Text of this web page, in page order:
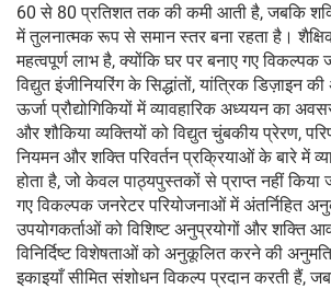
60 से 80 प्रतिशत तक की कमी आती है, जबकि
में तुलनात्मक रूप से समान स्तर बना रहता है।
महत्वपूर्ण लाभ है, क्योंकि घर पर बनाए गए विकल्पक
विद्युत इंजीनियरिंग के सिद्धांतों, यांत्रिक डिज़ाइन
ऊर्जा प्रौद्योगिकियों में व्यावहारिक अध्ययन का
और शौकिया व्यक्तियों को विद्युत चुंबकीय प्रेरण,
नियमन और शक्ति परिवर्तन प्रक्रियाओं के बारे में
होता है, जो केवल पाठ्यपुस्तकों से प्राप्त नहीं
गए विकल्पक जनरेटर परियोजनाओं में अंतर्निहित
उपयोगकर्ताओं को विशिष्ट अनुप्रयोगों और शक्ति
विनिर्दिष्ट विशेषताओं को अनुकूलित करने की
इकाइयाँ सीमित संशोधन विकल्प प्रदान करती हैं,